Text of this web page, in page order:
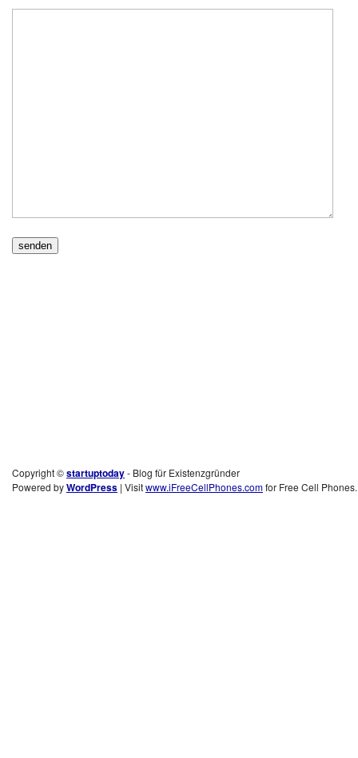
Copyright ©startuptoday- Blog für Existenzgründer
Powered byWordPress | Visitwww.iFreeCellPhones.comfor Free Cell